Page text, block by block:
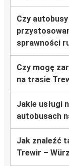
Czy
sprawności
Czy mogę
na trasie
Jakie usługi
autobusach
Jak znaleźć
Trewir –